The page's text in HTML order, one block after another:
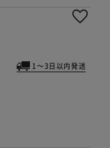
1～3日以内発送